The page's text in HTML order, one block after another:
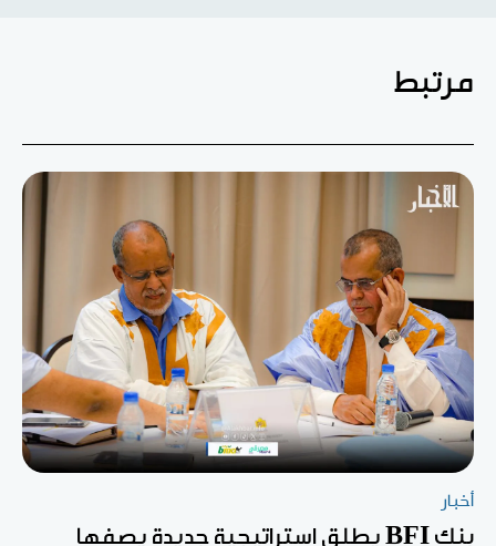
مرتبط
أخبار
بنك BFI يطلق استراتيجية جديدة يصفها